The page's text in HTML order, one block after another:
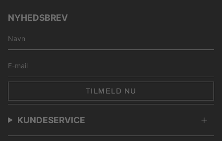
NYHEDSBREV
TILMELD NU
KUNDESERVICE